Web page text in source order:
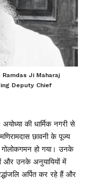
Ramdas Ji Maharaj
Deputy Chief
अयोध्याकी धार्मिक नगरी से
छावनी के पूज्य
गोलोकगमन हो गया। उनके
और उनके अनुयायियों में
अर्पित कर रहे हैं और